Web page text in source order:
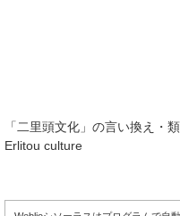
「 二里頭文化 」の言い換え・
Erlitou culture